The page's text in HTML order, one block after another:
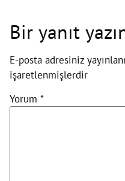
Bir yanıt
E-posta adresiniz
işaretlenmişlerdir
Yorum *